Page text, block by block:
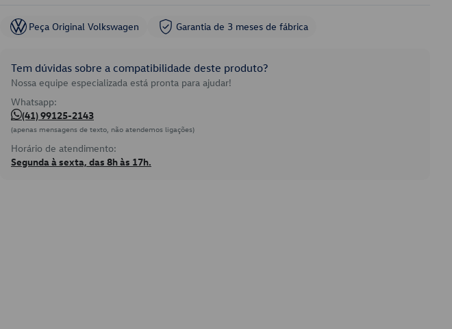
Peça Original Volkswagen Garantia de 3 meses de fábrica
Tem dúvidas sobre a compatibilidade deste produto?
Nossa equipe especializada está pronta para ajudar!
Whatsapp:
(41) 99125-2143
(apenas mensagens de texto, não atendemos ligações)
Horário de atendimento:
Segunda à sexta, das 8h às 17h.